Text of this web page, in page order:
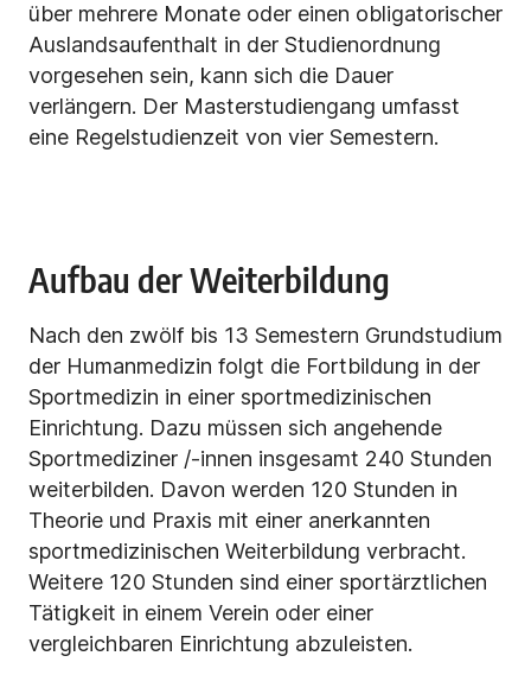
über mehrere Monate oder einen obligatorischer
Auslandsaufenthalt in der Studienordnung
vorgesehen sein, kann sich die Dauer
verlängern. Der Masterstudiengang umfasst
eine Regelstudienzeit von vier Semestern.
Aufbau der Weiterbildung
Nach den zwölf bis 13 Semestern Grundstudium
der Humanmedizin folgt die Fortbildung in der
Sportmedizin in einer sportmedizinischen
Einrichtung. Dazu müssen sich angehende
Sportmediziner /-innen insgesamt 240 Stunden
weiterbilden. Davon werden 120 Stunden in
Theorie und Praxis mit einer anerkannten
sportmedizinischen Weiterbildung verbracht.
Weitere 120 Stunden sind einer sportärztlichen
Tätigkeit in einem Verein oder einer
vergleichbaren Einrichtung abzuleisten.